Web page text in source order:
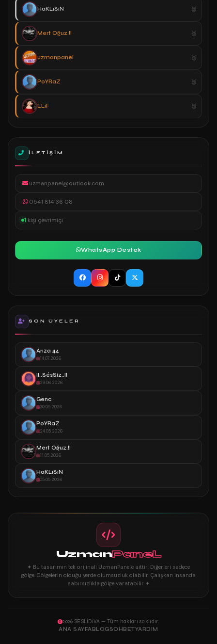
HaKLıSıN
Mert Oğuz.!!
uzmanpanel
PoYRaZ
ELiF
İLETIŞIM
uzmanpanel@outlook.com
0541 814 36 08
1 kişi çevrimiçi
WhatsApp Destek
SON ÜYELER
Arıza 44
14.07.2026
!!..SésSiz..!!
29.06.2026
Genc
30.05.2026
PoYRaZ
24.05.2026
Mert Oğuz.!!
11.05.2026
HaKLıSıN
05.05.2026
UzmanPaneL
✦ Bu tasarımın tek orijinali UzmanPanel'e aittir. Diğerleri sadece
gölge. Gölgelerin olduğu yerde olumsuzluk olabilir. Çalışkan insanda
sabırsızlıkla gölge yaratabilir ✦
2026 SESLİDİVA — Tüm hakları saklıdır.
ANA SAYFA BLOGSOHBETYARDIM